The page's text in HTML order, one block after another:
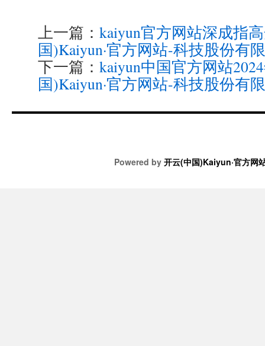
上一篇： kaiyun官方网站深成指
国)Kaiyun·官方网站-科技股份有
下一篇： kaiyun中国官方网站
国)Kaiyun·官方网站-科技股份有
Powered by 开云(中国)Kaiyun·官方网